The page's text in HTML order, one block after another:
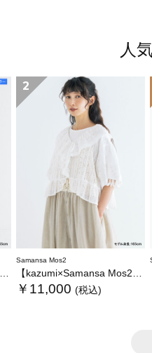
人
2
Samansa Mos2
【kazumi×Samansa Mos2】レースフリルブラウス
￥11,000 (税込)